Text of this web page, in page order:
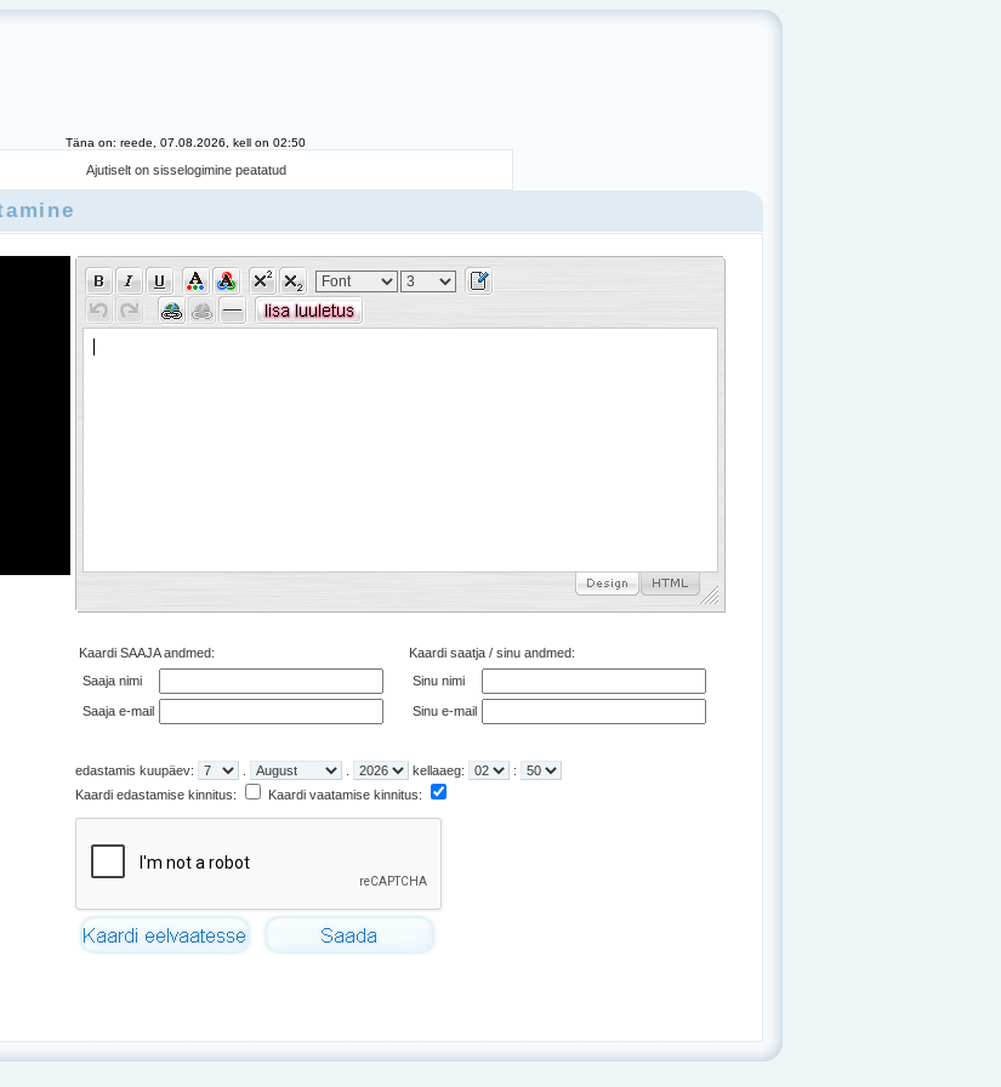
Täna on: reede, 07.08.2026, kell on 02:50
Ajutiselt on sisselogimine peatatud
Kaardi SAAJA andmed:
Kaardi saatja / sinu andmed:
Saaja nimi
Saaja e-mail
Sinu nimi
Sinu e-mail
edastamis kuupäev: kellaaeg:
:
Kaardi edastamise kinnitus:
Kaardi vaatamise kinnitus: